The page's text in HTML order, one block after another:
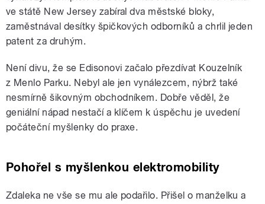
ve státě New Jersey zabíral dva městské bloky,
zaměstnával desítky špičkových odborníků a chrlil jeden
patent za druhým.
Není divu, že se Edisonovi začalo přezdívat Kouzelník
z Menlo Parku. Nebyl ale jen vynálezcem, nýbrž také
nesmírně šikovným obchodníkem. Dobře věděl, že
geniální nápad nestačí a klíčem k úspěchu je uvedení
počáteční myšlenky do praxe.
Pohořel s myšlenkou elektromobility
Zdaleka ne vše se mu ale podařilo. Přišel o manželku a